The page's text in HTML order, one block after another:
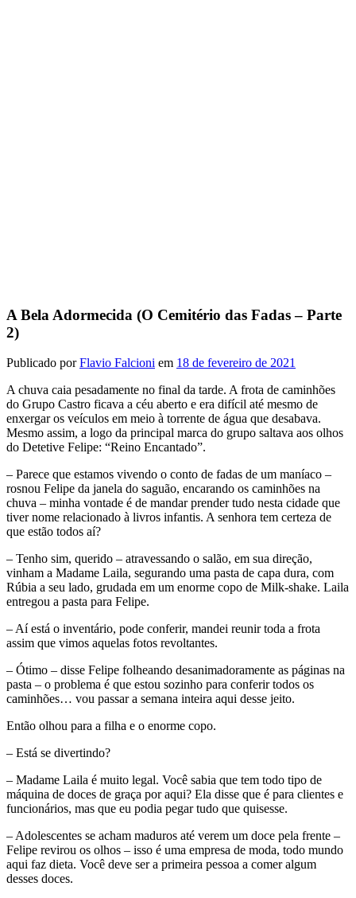
A Bela Adormecida (O Cemitério das Fadas – Parte
2)
Publicado porFlavio Falcioni em 18 de fevereiro de 2021
A chuva caia pesadamente no final da tarde. A frota de caminhões
do Grupo Castro ficava a céu aberto e era difícil até mesmo de
enxergar os veículos em meio à torrente de água que desabava.
Mesmo assim, a logo da principal marca do grupo saltava aos olhos
do Detetive Felipe: “Reino Encantado”.
– Parece que estamos vivendo o conto de fadas de um maníaco –
rosnou Felipe da janela do saguão, encarando os caminhões na
chuva – minha vontade é de mandar prender tudo nesta cidade que
tiver nome relacionado à livros infantis. A senhora tem certeza de
que estão todos aí?
– Tenho sim, querido – atravessando o salão, em sua direção,
vinham a Madame Laila, segurando uma pasta de capa dura, com
Rúbia a seu lado, grudada em um enorme copo de Milk-shake. Laila
entregou a pasta para Felipe.
– Aí está o inventário, pode conferir, mandei reunir toda a frota
assim que vimos aquelas fotos revoltantes.
– Ótimo – disse Felipe folheando desanimadoramente as páginas na
pasta – o problema é que estou sozinho para conferir todos os
caminhões… vou passar a semana inteira aqui desse jeito.
Então olhou para a filha e o enorme copo.
– Está se divertindo?
– Madame Laila é muito legal. Você sabia que tem todo tipo de
máquina de doces de graça por aqui? Ela disse que é para clientes e
funcionários, mas que eu podia pegar tudo que quisesse.
– Adolescentes se acham maduros até verem um doce pela frente –
Felipe revirou os olhos – isso é uma empresa de moda, todo mundo
aqui faz dieta. Você deve ser a primeira pessoa a comer algum
desses doces.